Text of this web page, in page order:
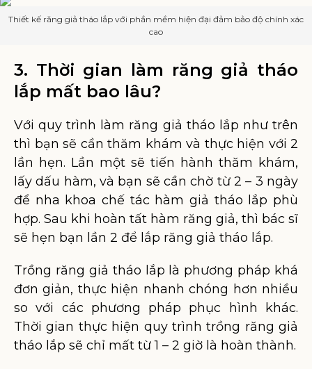
Thiết kế răng giả tháo lắp với phần mềm hiện đại đảm bảo độ chính xác
cao
3. Thời gian làm răng giả tháo
lắp mất bao lâu?
Với quy trình làm răng giả tháo lắp như trên
thì bạn sẽ cần thăm khám và thực hiện với 2
lần hẹn. Lần một sẽ tiến hành thăm khám,
lấy dấu hàm, và bạn sẽ cần chờ từ 2 – 3 ngày
để nha khoa chế tác hàm giả tháo lắp phù
hợp. Sau khi hoàn tất hàm răng giả, thì bác sĩ
sẽ hẹn bạn lần 2 để lắp răng giả tháo lắp.
Trồng răng giả tháo lắp là phương pháp khá
đơn giản, thực hiện nhanh chóng hơn nhiều
so với các phương pháp phục hình khác.
Thời gian thực hiện quy trình trồng răng giả
tháo lắp sẽ chỉ mất từ 1 – 2 giờ là hoàn thành.